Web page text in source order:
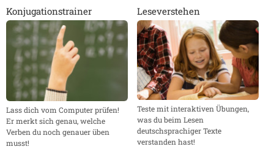
Konjugationstrainer
Lass dich vom Computer prüfen!
Er merkt sich genau, welche
Verben du noch genauer üben
musst!
Leseverstehen
Teste mit interaktiven Übungen,
was du beim Lesen
deutschsprachiger Texte
verstanden hast!